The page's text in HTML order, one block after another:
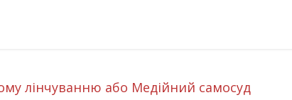
лінчуванню або Медійний самосуд